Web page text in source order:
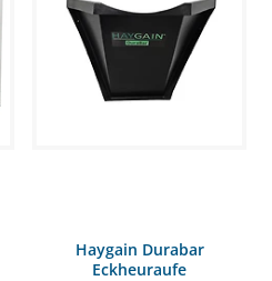
Haygain Durabar
Eckheuraufe